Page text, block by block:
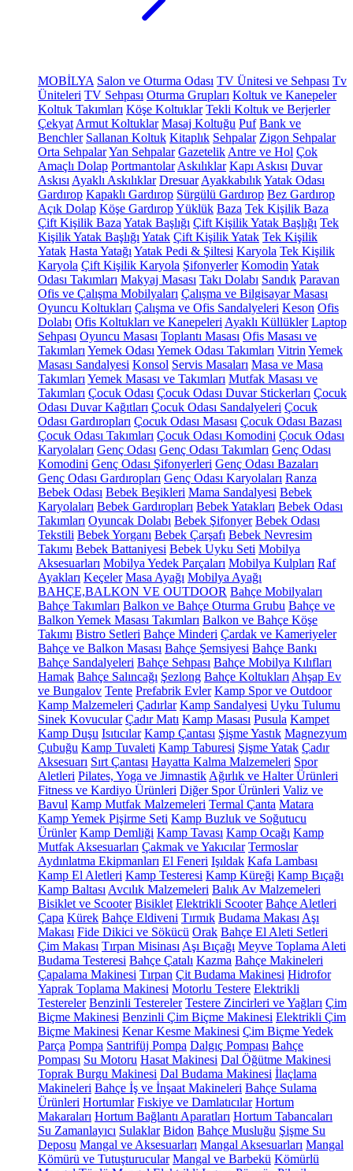
MOBİLYA Salon ve Oturma Odası TV Ünitesi ve Sehpası Tv
Üniteleri TV Sehpası Oturma Grupları Koltuk ve Kanepeler
Koltuk Takımları Köşe Koltuklar Tekli Koltuk ve Berjerler
Çekyat Armut Koltuklar Masaj Koltuğu Puf Bank ve
Benchler Sallanan Koltuk Kitaplık Sehpalar Zigon Sehpalar
Orta SehpalarYan Sehpalar Gazetelik Antre ve Hol Çok
Amaçlı Dolap Portmantolar Askılıklar Kapı Askısı Duvar
Askısı Ayaklı Askılıklar Dresuar AyakkabılıkYatak Odası
Gardırop Kapaklı Gardırop Sürgülü Gardırop Bez Gardırop
Açık Dolap Köşe GardıropYüklük Baza Tek Kişilik Baza
Çift Kişilik Baza Yatak Başlığı Çift Kişilik Yatak Başlığı Tek
Kişilik Yatak Başlığı Yatak Çift Kişilik Yatak Tek Kişilik
Yatak Hasta Yatağı Yatak Pedi & Şiltesi Karyola Tek Kişilik
Karyola Çift Kişilik Karyola Şifonyerler Komodin Yatak
Odası Takımları Makyaj Masası Takı Dolabı Sandık Paravan
Ofis ve Çalışma Mobilyaları Çalışma ve Bilgisayar Masası
Oyuncu Koltukları Çalışma ve Ofis Sandalyeleri Keson Ofis
Dolabı Ofis Koltukları ve Kanepeleri Ayaklı Küllükler Laptop
Sehpası Oyuncu Masası Toplantı Masası Ofis Masası ve
Takımları Yemek Odası Yemek Odası Takımları Vitrin Yemek
Masası Sandalyesi Konsol Servis Masaları Masa ve Masa
Takımları Yemek Masası ve Takımları Mutfak Masası ve
Takımları Çocuk Odası Çocuk Odası Duvar Stickerları Çocuk
Odası Duvar Kağıtları Çocuk Odası Sandalyeleri Çocuk
Odası Gardıropları Çocuk Odası Masası Çocuk Odası Bazası
Çocuk Odası Takımları Çocuk Odası Komodini Çocuk Odası
Karyolaları Genç Odası Genç Odası Takımları Genç Odası
Komodini Genç Odası Şifonyerleri Genç Odası Bazaları
Genç Odası Gardıropları Genç Odası Karyolaları Ranza
Bebek Odası Bebek Beşikleri Mama Sandalyesi Bebek
Karyolaları Bebek Gardıropları Bebek Yatakları Bebek Odası
Takımları Oyuncak Dolabı Bebek Şifonyer Bebek Odası
Tekstili Bebek Yorganı Bebek Çarşafı Bebek Nevresim
Takımı Bebek Battaniyesi Bebek Uyku Seti Mobilya
Aksesuarları Mobilya Yedek Parçaları Mobilya Kulpları Raf
Ayakları Keçeler Masa Ayağı Mobilya Ayağı
BAHÇE,BALKON VE OUTDOOR Bahçe Mobilyaları
Bahçe Takımları Balkon ve Bahçe Oturma Grubu Bahçe ve
Balkon Yemek Masası Takımları Balkon ve Bahçe Köşe
Takımı Bistro Setleri Bahçe Minderi Çardak ve Kameriyeler
Bahçe ve Balkon Masası Bahçe Şemsiyesi Bahçe Bankı
Bahçe Sandalyeleri Bahçe Sehpası Bahçe Mobilya Kılıfları
Hamak Bahçe Salıncağı Şezlong Bahçe Koltukları Ahşap Ev
ve Bungalov Tente Prefabrik Evler Kamp Spor ve Outdoor
Kamp Malzemeleri Çadırlar Kamp Sandalyesi Uyku Tulumu
Sinek Kovucular Çadır Matı Kamp Masası Pusula Kampet
Kamp Duşu Isıtıcılar Kamp Çantası Şişme Yastık Magnezyum
Çubuğu Kamp Tuvaleti Kamp Taburesi Şişme Yatak Çadır
Aksesuarı Sırt Çantası Hayatta Kalma Malzemeleri Spor
Aletleri Pilates, Yoga ve Jimnastik Ağırlık ve Halter Ürünleri
Fitness ve Kardiyo Ürünleri Diğer Spor Ürünleri Valiz ve
Bavul Kamp Mutfak Malzemeleri Termal Çanta Matara
Kamp Yemek Pişirme Seti Kamp Buzluk ve Soğutucu
Ürünler Kamp Demliği Kamp Tavası Kamp Ocağı Kamp
Mutfak Aksesuarları Çakmak ve Yakıcılar Termoslar
Aydınlatma Ekipmanları El Feneri Işıldak Kafa Lambası
Kamp El Aletleri Kamp Testeresi Kamp Küreği Kamp Bıçağı
Kamp Baltası Avcılık Malzemeleri Balık Av Malzemeleri
Bisiklet ve Scooter Bisiklet Elektrikli Scooter Bahçe Aletleri
Çapa Kürek Bahçe Eldiveni Tırmık Budama Makası Aşı
Makası Fide Dikici ve Sökücü Orak Bahçe El Aleti Setleri
Çim Makası Tırpan Misinası Aşı Bıçağı Meyve Toplama Aleti
Budama Testeresi Bahçe Çatalı Kazma Bahçe Makineleri
Çapalama Makinesi Tırpan Çit Budama Makinesi Hidrofor
Yaprak Toplama Makinesi Motorlu Testere Elektrikli
Testereler Benzinli Testereler Testere Zincirleri ve Yağları Çim
Biçme Makinesi Benzinli Çim Biçme Makinesi Elektrikli Çim
Biçme Makinesi Kenar Kesme Makinesi Çim Biçme Yedek
Parça Pompa Santrifüj Pompa Dalgıç Pompası Bahçe
Pompası Su Motoru Hasat Makinesi Dal Öğütme Makinesi
Toprak Burgu Makinesi Dal Budama Makinesi İlaçlama
Makineleri Bahçe İş ve İnşaat Makineleri Bahçe Sulama
Ürünleri Hortumlar Fıskiye ve Damlatıcılar Hortum
Makaraları Hortum Bağlantı Aparatları Hortum Tabancaları
Su Zamanlayıcı Sulaklar Bidon Bahçe Musluğu Şişme Su
Deposu Mangal ve Aksesuarları Mangal Aksesuarları Mangal
Kömürü ve Tutuşturucular Mangal ve Barbekü Kömürlü